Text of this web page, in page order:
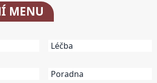
MENU
Léčba
Poradna